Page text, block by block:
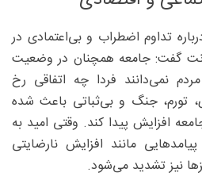
تداوم اضطراب و بی‌اعتمادی در
گفت: جامعه همچنان در وضعیت
نمی‌دانند فردا چه اتفاقی رخ
تورم، جنگ و بی‌ثباتی باعث شده
افزایش پیدا کند. وقتی امید به
مانند افزایش نارضایتی
نیز تشدید می‌شود.